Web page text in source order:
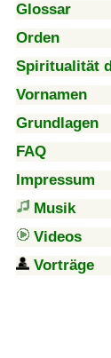
Glossar
Orden
Spiritualität
Vornamen
Grundlagen
FAQ
Impressum
Musik
Videos
Vorträge